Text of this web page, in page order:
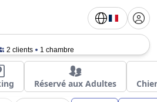
2 clients 1 chambre
Réservé aux Adultes